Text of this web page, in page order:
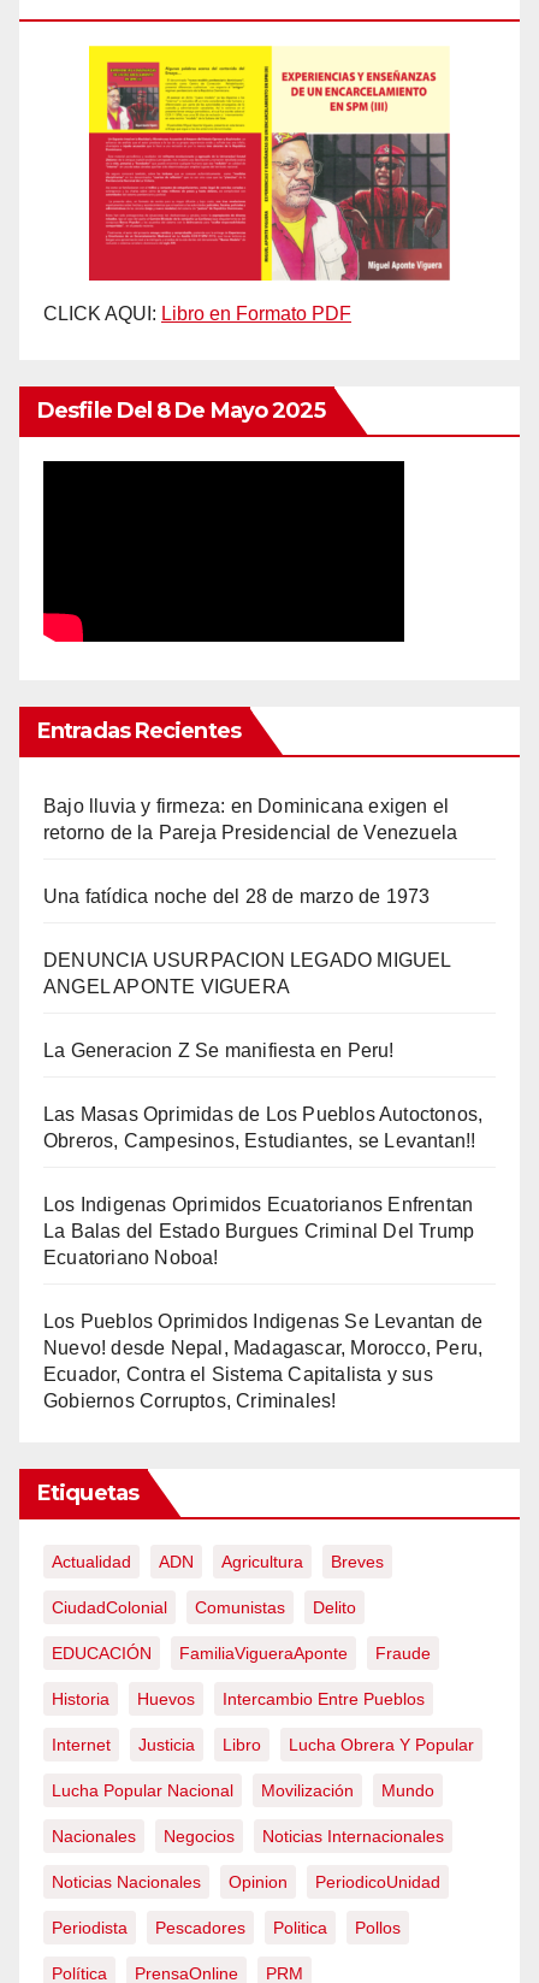
CLICK AQUI: Libro en Formato PDF
Desfile Del 8 De Mayo 2025
Entradas Recientes
Bajo lluvia y firmeza: en Dominicana exigen el
retorno de la Pareja Presidencial de Venezuela
Una fatídica noche del 28 de marzo de 1973
DENUNCIA USURPACION LEGADO MIGUEL
ANGEL APONTE VIGUERA
La Generacion Z Se manifiesta en Peru!
Las Masas Oprimidas de Los Pueblos Autoctonos,
Obreros, Campesinos, Estudiantes, se Levantan!!
Los Indigenas Oprimidos Ecuatorianos Enfrentan
La Balas del Estado Burgues Criminal Del Trump
Ecuatoriano Noboa!
Los Pueblos Oprimidos Indigenas Se Levantan de
Nuevo! desde Nepal, Madagascar, Morocco, Peru,
Ecuador, Contra el Sistema Capitalista y sus
Gobiernos Corruptos, Criminales!
Etiquetas
Actualidad ADN Agricultura Breves
CiudadColonial Comunistas Delito
EDUCACIÓN FamiliaVigueraAponte Fraude
Historia Huevos Intercambio Entre Pueblos
Internet Justicia Libro Lucha Obrera Y Popular
Lucha Popular Nacional Movilización Mundo
Nacionales Negocios Noticias Internacionales
Noticias Nacionales Opinion PeriodicoUnidad
Periodista Pescadores Politica Pollos
Política PrensaOnline PRM